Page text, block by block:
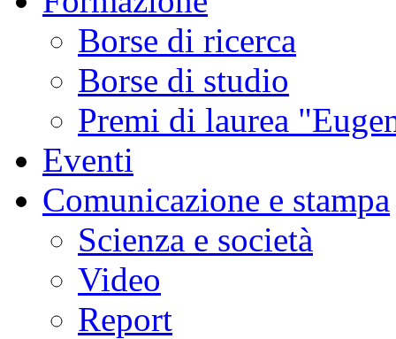
Borse di ricerca
Borse di studio
Premi di laurea
Eventi
Comunicazione e stampa
Scienza e società
Video
Report